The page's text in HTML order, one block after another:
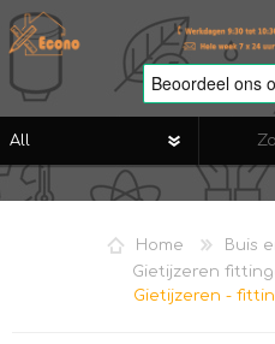
REGISTREREN
VERLANGLIJSTHome
Buis
Gietijzeren
Gietijzeren -